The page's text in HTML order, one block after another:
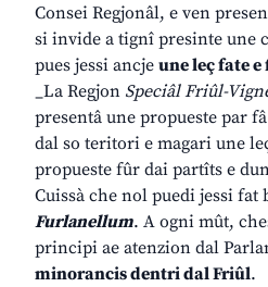
Consei Regjonâl, e ven
si invide a tignî presinte une
pues jessi ancje une leç fate
_La Regjon Speciâl Friûl-
presentâ une propueste par
dal so teritori e magari une
propueste fûr dai partîts e
Cuissà che nol puedi jessi
Furlanellum. A ogni mût,
principi ae atenzion dal
minorancis dentri dal Friûl.